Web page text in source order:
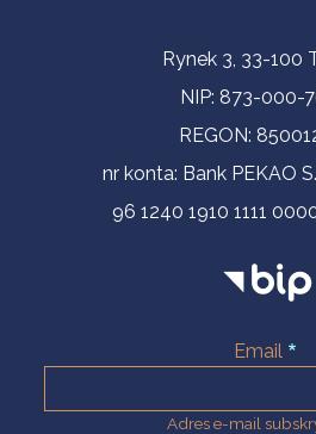
Informacje kontaktowe
Rynek 3, 33-100
NIP: 873-000-
REGON:
nr konta: Bank PEKAO
96 1240 1910 1111
Email
Adres e-mail